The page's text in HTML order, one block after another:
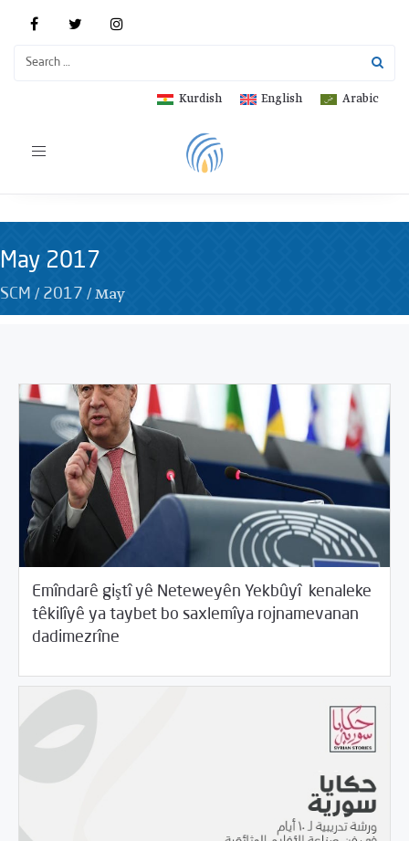
Arabic
English
Kurdish
Toggle
May 2017
SCM / 2017 /May
Emîndarê giştî yê Neteweyên Yekbûyî kenaleke
têkilîyê ya taybet bo saxlemîya rojnamevanan
dadimezrîne
31/2017